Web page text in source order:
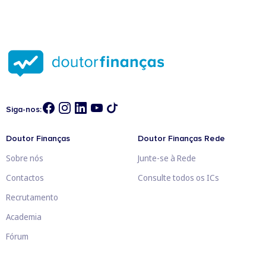
Siga-nos:
Doutor Finanças
Sobre nós
Contactos
Recrutamento
Academia
Fórum
Doutor Finanças Rede
Junte-se à Rede
Consulte todos os ICs